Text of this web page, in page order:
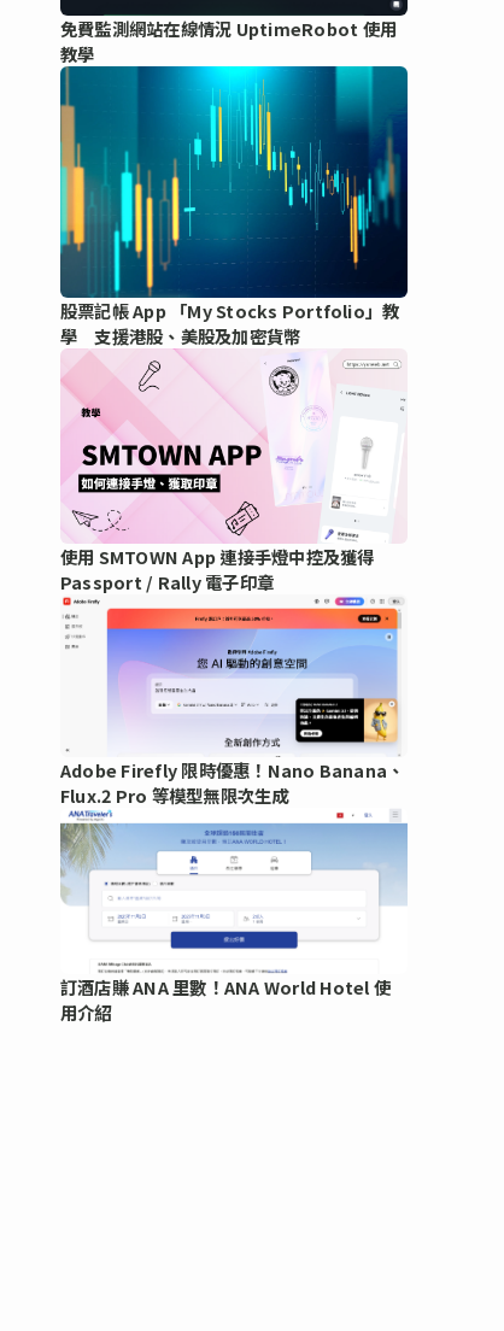
免費監測網站在線情況 UptimeRobot 使用
教學
股票記帳 App 「My Stocks Portfolio」教
學 支援港股、美股及加密貨幣
使用 SMTOWN App 連接手燈中控及獲得
Passport / Rally 電子印章
Adobe Firefly 限時優惠！Nano Banana、
Flux.2 Pro 等模型無限次生成
訂酒店賺 ANA 里數！ANA World Hotel 使
用介紹